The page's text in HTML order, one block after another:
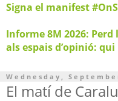
Signa el manifest
Informe 8M 2026:
als espais d’opinió:
Wednesday,
El matí de